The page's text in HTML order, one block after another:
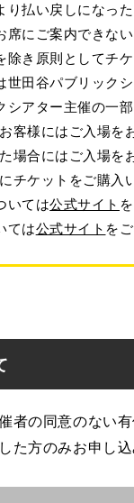
り払い戻しになっ
席にご案内できな
除き原則としてチ
世田谷パブリック
シアター主催の一
客様にはご入場を
場合にはご入場を
チケットをご購入
いては公式サイト
ては公式サイト を
者の同意のない
た方のみお申し